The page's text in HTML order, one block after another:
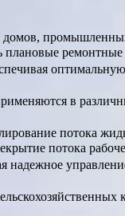
домов,
плановые ремонтные
в
потока
потока
надежное